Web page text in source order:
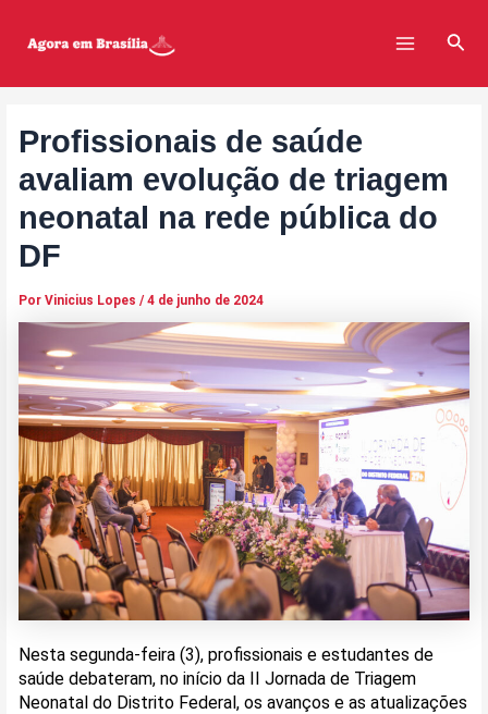
Menu
Profissionais de saúde
avaliam evolução de triagem
neonatal na rede pública do
DF
Por Vinicius Lopes /4 de junho de 2024
Nesta segunda-feira (3), profissionais e estudantes de
saúde debateram, no início da II Jornada de Triagem
Neonatal do Distrito Federal, os avanços e as atualizações